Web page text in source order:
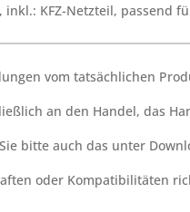
inkl.: KFZ-Netzteil, passend
vom tatsächlichen
an den Handel, das
bitte auch das unter
oder Kompatibilitäten